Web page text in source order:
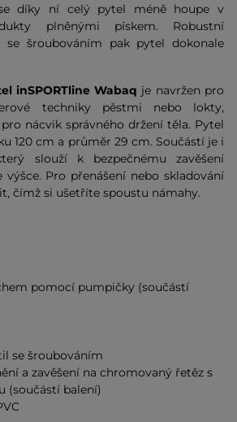
díky ní celý pytel méně houpe v
plněnými pískem. Robustní
se šroubováním pak pytel dokonale
inSPORTline Wabaq je navržen pro
techniky pěstmi nebo lokty,
nácvik správného držení těla. Pytel
120 cm a průměr 29 cm. Součástí je i
slouží k bezpečnému zavěšení
Pro přenášení nebo skladování
čímž si ušetříte spoustu námahy.
pomocí pumpičky (součástí
se šroubováním
a zavěšení na chromovaný řetěz s
(součástí balení)